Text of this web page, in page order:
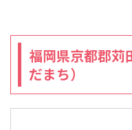
福岡県京都郡苅
だまち）